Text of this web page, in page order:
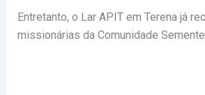
Entretanto, o Lar APIT em Terena já
missionárias da Comunidade